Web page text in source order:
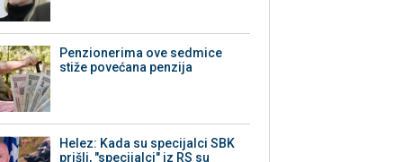
Penzionerima ove sedmice
stiže povećana penzija
Helez: Kada su specijalci SBK
prišli, "specijalci" iz RS su